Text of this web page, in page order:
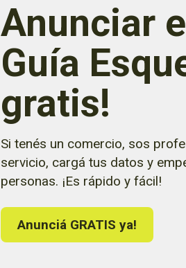
Anunciar
Guía
gratis!
Si tenés un comercio, sos
servicio, cargá tus datos y
personas. ¡Es rápido y fácil!
Anunciá GRATIS ya!